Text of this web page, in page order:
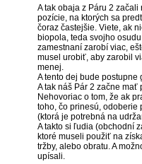
A tak obaja z Páru 2
pozície, na ktorých sa
čoraz častejšie. Viete, ak
biopola, teda svojho
zamestnaní zarobí viac,
musel urobiť, aby zarobil
menej.
A tento dej bude
A tak náš Pár 2 začne
Nehovoriac o tom, že ak
toho, čo prinesú, odoberie
(ktorá je potrebná na
A takto si ľudia (obchodní
ktoré museli použiť na
tržby, alebo obratu. A
upísali.